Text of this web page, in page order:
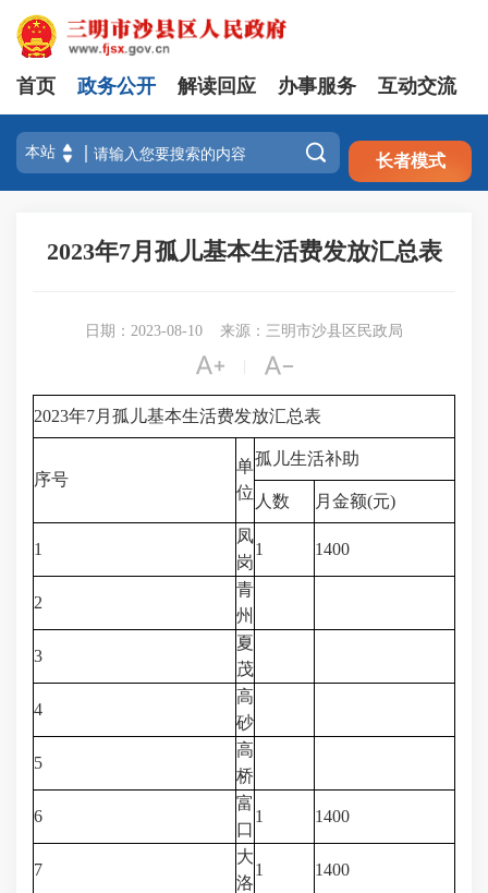
注册 登录
首页 政务公开 解读回应 办事服务 互动交流
 长者模式
2023年7月孤儿基本生活费发放汇总表
日期：2023-08-10 来源：三明市沙县区民政局
 
2023年7月孤儿基本生活费发放汇总表
序号
单
位
孤儿生活补助
人数 月金额(元)
1
凤
岗
1 1400
2
青
州
3
夏
茂
4
高
砂
5
高
桥
6
富
口
1 1400
7
大
洛
1 1400